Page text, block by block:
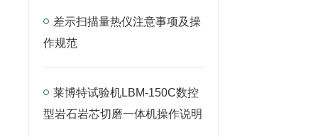
差示扫描量热仪注意事项及操
作规范
莱博特试验机LBM-150C数控
型岩石岩芯切磨一体机操作说明